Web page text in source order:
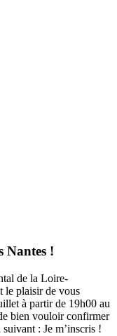
Nantes !
de la Loire-
le plaisir de vous
à partir de 19h00 au
bien vouloir confirmer
: Je m’inscris !